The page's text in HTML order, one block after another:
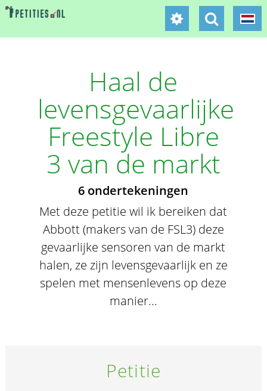
Haal de
levensgevaarlijke
Freestyle Libre
3 van de markt
6 ondertekeningen
Met deze petitie wil ik bereiken dat
Abbott (makers van de FSL3) deze
gevaarlijke sensoren van de markt
halen, ze zijn levensgevaarlijk en ze
spelen met mensenlevens op deze
manier...
Petitie